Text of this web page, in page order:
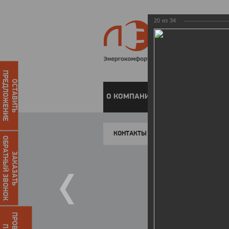
О КОМПАНИИ
КОНТАКТЫ
ОСТАВИТЬ
ПРЕДЛОЖЕНИЕ
ЗАКАЗАТЬ
ОБРАТНЫЙ ЗВОНОК
20 из 34